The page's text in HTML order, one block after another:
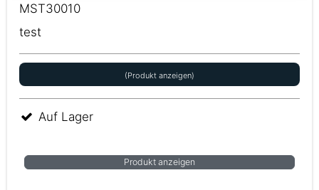
MST30010
test
(Produkt anzeigen)
Auf Lager
Produkt anzeigen